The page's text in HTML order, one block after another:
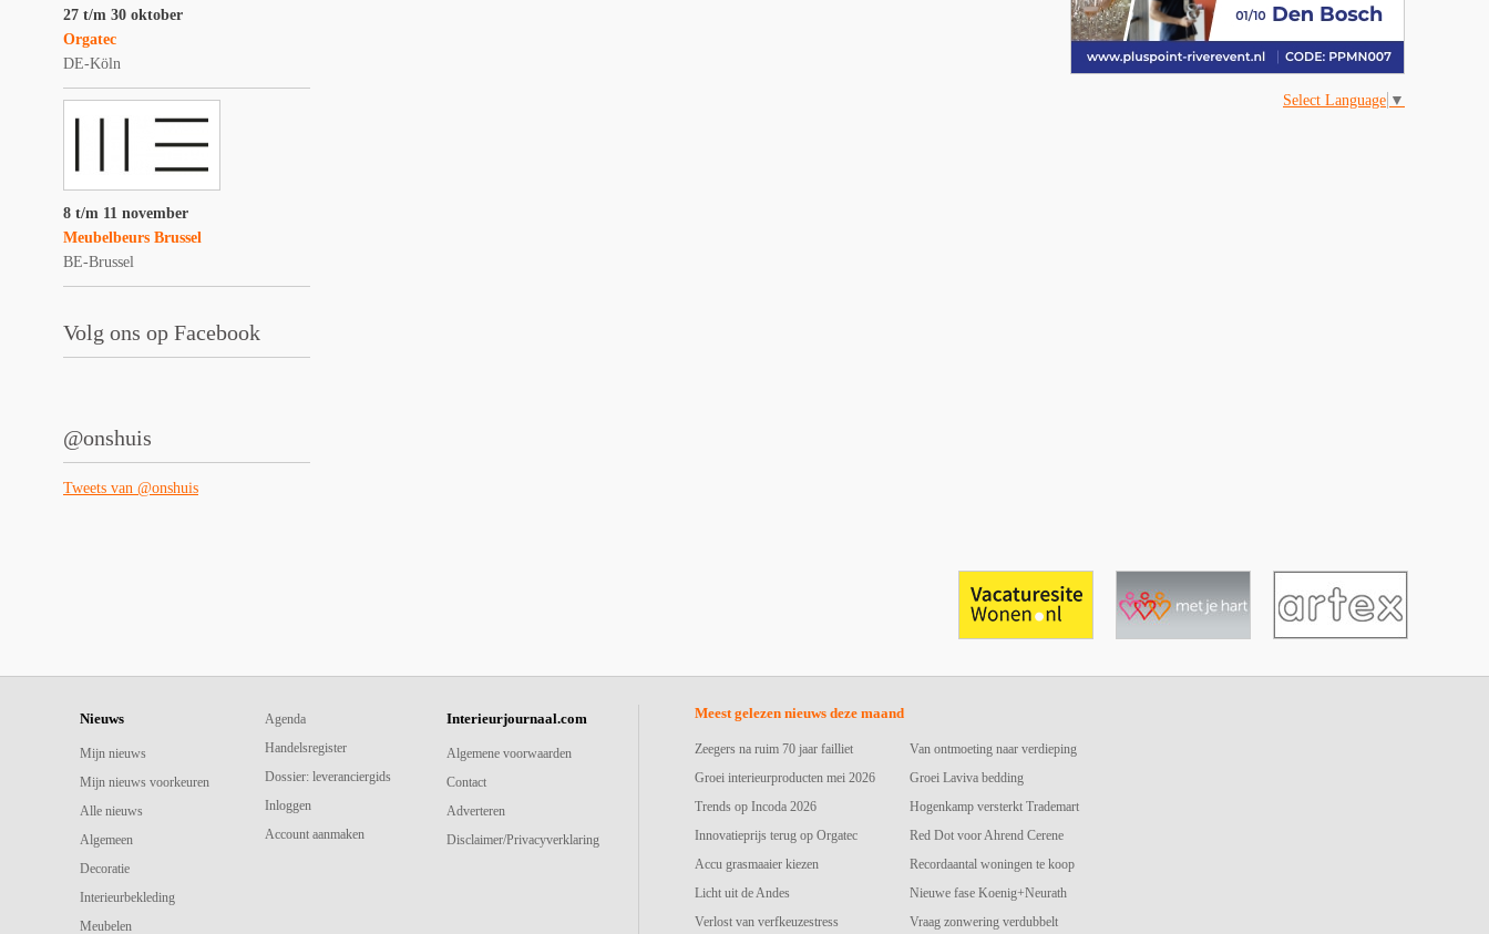
27 t/m 30 oktober
Orgatec
DE-Köln
8 t/m 11 november
Meubelbeurs Brussel
BE-Brussel
Volg ons op Facebook
@onshuis
Tweets van @onshuis
Select Language ▼
Nieuws
Mijn nieuws
Mijn nieuws voorkeuren
Alle nieuws
Algemeen
Decoratie
Interieurbekleding
Meubelen
Agenda
Handelsregister
Dossier: leveranciergids
Inloggen
Account aanmaken
Interieurjournaal.com
Algemene voorwaarden
Contact
Adverteren
Disclaimer/Privacyverklaring
Meest gelezen nieuws deze maand
Zeegers na ruim 70 jaar failliet
Groei interieurproducten mei 2026
Trends op Incoda 2026
Innovatieprijs terug op Orgatec
Accu grasmaaier kiezen
Licht uit de Andes
Verlost van verfkeuzestress
Van ontmoeting naar verdieping
Groei Laviva bedding
Hogenkamp versterkt Trademart
Red Dot voor Ahrend Cerene
Recordaantal woningen te koop
Nieuwe fase Koenig+Neurath
Vraag zonwering verdubbelt